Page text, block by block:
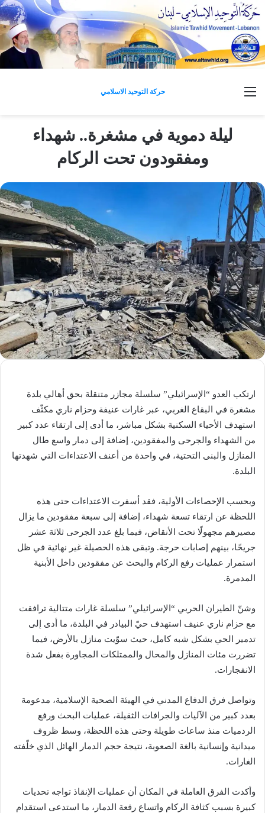
حركة التوحيد الاسلامي القائمة
ليلة دموية في مشغرة.. شهداء
ومفقودون تحت الركام
ارتكب العدو “الإسرائيلي” سلسلة مجازر متنقلة بحق أهالي بلدة
مشغرة في البقاع الغربي، عبر غارات عنيفة وحزام ناري مكثّف
استهدف الأحياء السكنية بشكل مباشر، ما أدى إلى ارتقاء عدد كبير
من الشهداء والجرحى والمفقودين، إضافة إلى دمار واسع طال
المنازل والبنى التحتية، في واحدة من أعنف الاعتداءات التي شهدتها
البلدة.
وبحسب الإحصاءات الأولية، فقد أسفرت الاعتداءات حتى هذه
اللحظة عن ارتقاء تسعة شهداء، إضافة إلى سبعة مفقودين ما يزال
مصيرهم مجهولًا تحت الأنقاض، فيما بلغ عدد الجرحى ثلاثة عشر
جريحًا، بينهم إصابات حرجة. وتبقى هذه الحصيلة غير نهائية في ظل
استمرار عمليات رفع الركام والبحث عن مفقودين داخل الأبنية
المدمرة.
وشنّ الطيران الحربي “الإسرائيلي” سلسلة غارات متتالية ترافقت
مع حزام ناري عنيف استهدف حيّ البيادر في البلدة، ما أدى إلى
تدمير الحي بشكل شبه كامل، حيث سوّيت منازل بالأرض، فيما
تضررت مئات المنازل والمحال والممتلكات المجاورة بفعل شدة
الانفجارات.
وتواصل فرق الدفاع المدني في الهيئة الصحية الإسلامية، مدعومة
بعدد كبير من الآليات والجرافات الثقيلة، عمليات البحث ورفع
الردميات منذ ساعات طويلة وحتى هذه اللحظة، وسط ظروف
ميدانية وإنسانية بالغة الصعوبة، نتيجة حجم الدمار الهائل الذي خلّفته
الغارات.
وأكدت الفرق العاملة في المكان أن عمليات الإنقاذ تواجه تحديات
كبيرة بسبب كثافة الركام واتساع رقعة الدمار، ما استدعى استقدام